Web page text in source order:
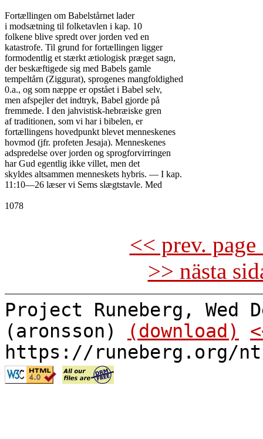
Fortællingen om Babelstårnet lader
i modsætning til folketavlen i kap. 10
folkene blive spredt over jorden ved en
katastrofe. Til grund for fortællingen ligger
formodentlig et stærkt ætiologisk præget sagn,
der beskæftigede sig med Babels gamle
tempeltårn (Ziggurat), sprogenes mangfoldighed
0.a., og som næppe er opstået i Babel selv,
men afspejler det indtryk, Babel gjorde på
fremmede. I den jahvistisk-hebræiske gren
af traditionen, som vi har i bibelen, er
fortællingens hovedpunkt blevet menneskenes
hovmod (jfr. profeten Jesaja). Menneskenes
adspredelse over jorden og sprogforvirringen
har Gud egentlig ikke villet, men det
skyldes altsammen menneskets hybris. — I kap.
11:10—26 læser vi Sems slægtstavle. Med
1078
<< prev.
>> nästa
Project Runeberg, Wed
(aronsson)
(download)
https://runeberg.org/